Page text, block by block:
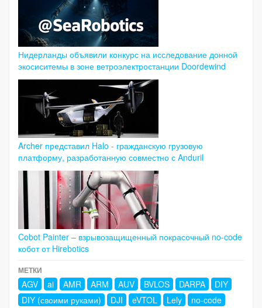
Нидерланды объявили конкурс на исследование донной
экосиситемы в зоне ветроэлектростанции Doordewind
Archer представил Halo - гражданскую грузовую
платформу, разработанную совместно с Anduril
Cobot Painter – взрывозащищенный покрасочный no-code
кобот от Hirebotics
МЕТКИ
AGV ai AMR ARM AUV BVLOS DARPA
DIY
DIY (своими руками)
DJI eVTOL Lely
no-code